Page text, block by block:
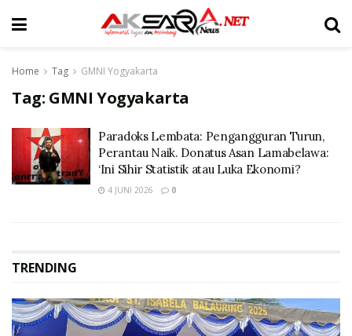
Home Tag GMNI Yogyakarta
Tag: GMNI Yogyakarta
Paradoks Lembata: Pengangguran Turun,
Perantau Naik. Donatus Asan Lamabelawa:
‘Ini Sihir Statistik atau Luka Ekonomi?
4 JUNI 2026 0
TRENDING